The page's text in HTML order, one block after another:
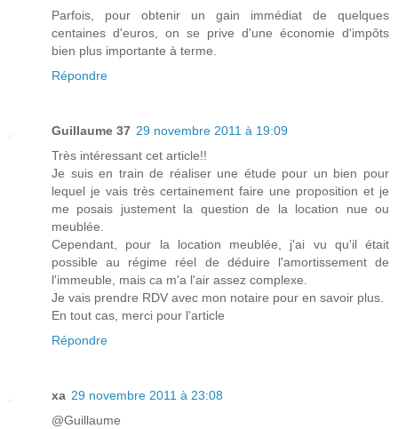
Parfois, pour obtenir un gain immédiat de quelques
centaines d'euros, on se prive d'une économie d'impôts
bien plus importante à terme.
Répondre
Guillaume 37 29 novembre 2011 à 19:09
Très intéressant cet article!!
Je suis en train de réaliser une étude pour un bien pour
lequel je vais très certainement faire une proposition et je
me posais justement la question de la location nue ou
meublée.
Cependant, pour la location meublée, j'ai vu qu'il était
possible au régime réel de déduire l'amortissement de
l'immeuble, mais ca m'a l'air assez complexe.
Je vais prendre RDV avec mon notaire pour en savoir plus.
En tout cas, merci pour l'article
Répondre
xa 29 novembre 2011 à 23:08
@Guillaume